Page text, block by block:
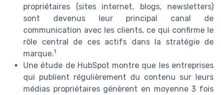
propriétaires (sites internet, blogs, newsletters)
sont devenus leur principal canal de
communication avec les clients, ce qui confirme le
rôle central de ces actifs dans la stratégie de
marque.1
Une étude de HubSpot montre que les entreprises
qui publient régulièrement du contenu sur leurs
médias propriétaires génèrent en moyenne 3 fois